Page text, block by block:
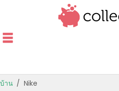
บ้าน Nike